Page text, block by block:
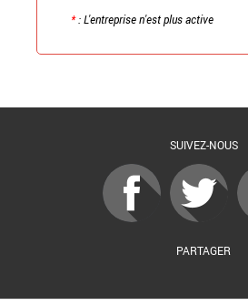
*: L'entreprise n'est plus active
SUIVEZ-NOUS
PARTAGER